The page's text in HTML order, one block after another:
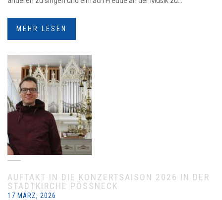
MEHR LESEN
AUFTAKT IN DIE KONZERTSAISON 2026 IN DER
STADTKIRCHE PÖSSNECK
17 MÄRZ, 2026